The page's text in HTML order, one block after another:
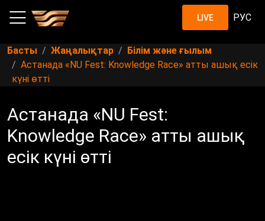
LIVE РУС
Басты Жаңалықтар
Білім және ғылым
Астанада «NU Fest: Knowledge Race» атты ашық есік
күні өтті
Астанада «NU Fest:
Knowledge Race» атты ашық
есік күні өтті